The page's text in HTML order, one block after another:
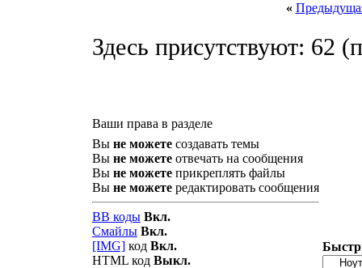
«
Здесь присутствуют: 62
Ваши права в разделе
Вы не можетесоздавать темы
Вы не можетеотвечать на сообщения
Вы не можетеприкреплять файлы
Вы не можетередактировать сообщения
BB коды Вкл.
Смайлы Вкл.
[IMG]код Вкл.
HTML код Выкл.